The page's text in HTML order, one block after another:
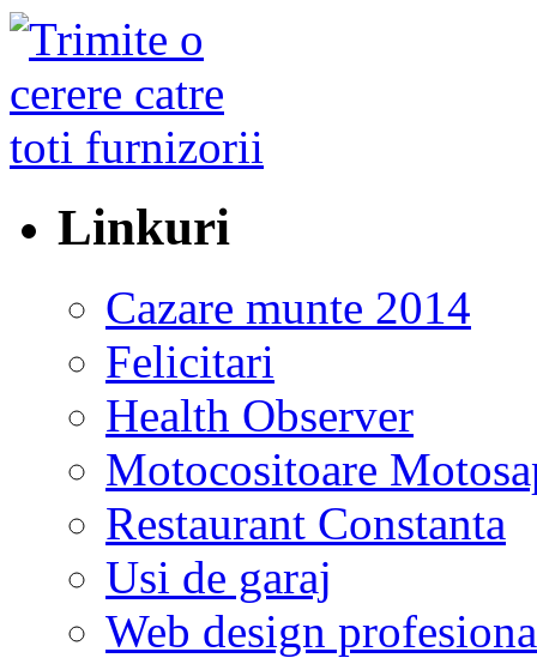
Linkuri
Cazare munte 2014
Felicitari
Health Observer
Motocositoare
Restaurant Constanta
Usi de garaj
Web design